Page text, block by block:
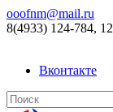
ooofnm@mail.ru
8(4933) 124-784,
Вконтакте